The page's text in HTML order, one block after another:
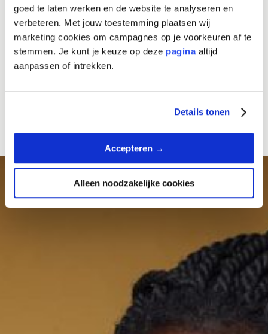
goed te laten werken en de website te analyseren en
verbeteren. Met jouw toestemming plaatsen wij
marketing cookies om campagnes op je voorkeuren af te
stemmen. Je kunt je keuze op deze paginaaltijd
aanpassen of intrekken.
Details tonen
Accepteren →
Alleen noodzakelijke cookies
Nazorg en inentingen na de geboorte t.w.v. € 20